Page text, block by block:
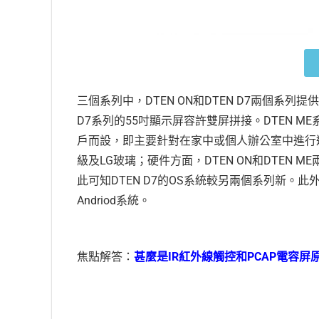
三個系列中，DTEN ON和DTEN D7兩個系列提
D7系列的55吋顯示屏容許雙屏拼接。DTEN
戶而設，即主要針對在家中或個人辦公室中進
級及LG玻璃；硬件方面，DTEN ON和DTEN
此可知DTEN D7的OS系統較另兩個系列新。
Andriod系統。
焦點解答： 甚麼是IR紅外線觸控和PCAP電容屏